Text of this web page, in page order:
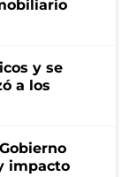
y se
a los
impacto